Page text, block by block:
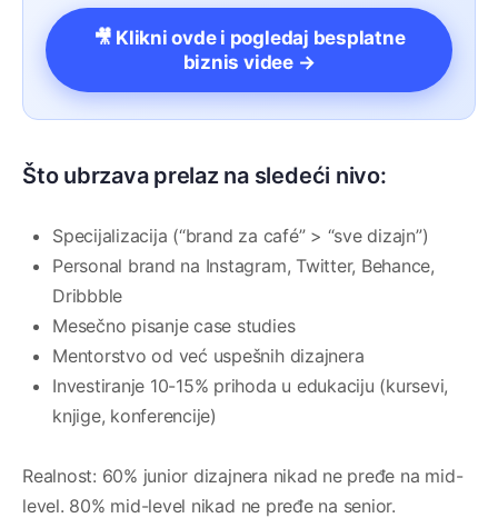
🎥 Klikni ovde i pogledaj besplatne
biznis videe →
Što ubrzava prelaz na sledeći nivo:
Specijalizacija (“brand za café” > “sve dizajn”)
Personal brand na Instagram, Twitter, Behance,
Dribbble
Mesečno pisanje case studies
Mentorstvo od već uspešnih dizajnera
Investiranje 10-15% prihoda u edukaciju (kursevi,
knjige, konferencije)
Realnost: 60% junior dizajnera nikad ne pređe na mid-
level. 80% mid-level nikad ne pređe na senior.